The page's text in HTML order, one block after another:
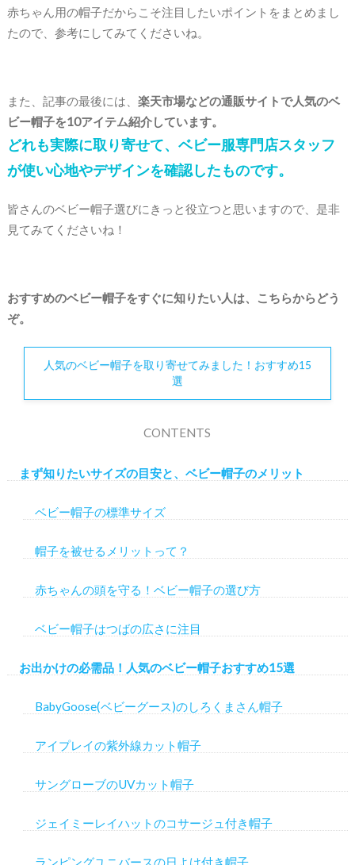
赤ちゃん用の帽子だからこそ注目したいポイントをまとめまし
たので、参考にしてみてくださいね。
また、記事の最後には、 楽天市場などの通販サイトで人気のベ
ビー帽子を10アイテム紹介しています。
どれも実際に取り寄せて、ベビー服専門店スタッフ
が使い心地やデザインを確認したものです。
皆さんのベビー帽子選びにきっと役立つと思いますので、是非
見てみてくださいね！
おすすめのベビー帽子をすぐに知りたい人は、こちらからどう
ぞ。
人気のベビー帽子を取り寄せてみました！おすすめ15
選
CONTENTS
まず知りたいサイズの目安と、ベビー帽子のメリット
ベビー帽子の標準サイズ
帽子を被せるメリットって？
赤ちゃんの頭を守る！ベビー帽子の選び方
ベビー帽子はつばの広さに注目
お出かけの必需品！人気のベビー帽子おすすめ15選
BabyGoose(ベビーグース)のしろくまさん帽子
アイプレイの紫外線カット帽子
サングローブのUVカット帽子
ジェイミーレイハットのコサージュ付き帽子